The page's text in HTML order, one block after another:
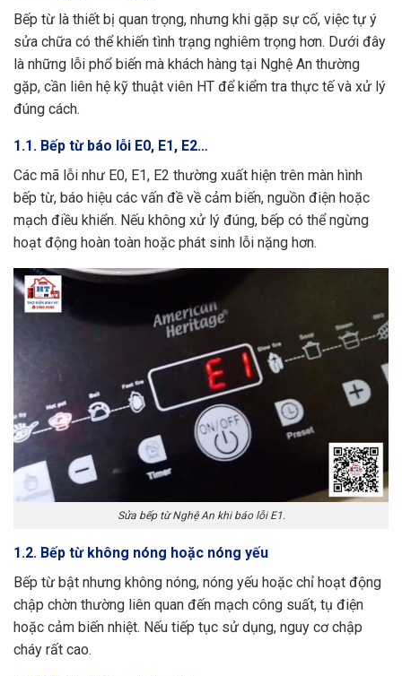
Bếp từ là thiết bị quan trọng, nhưng khi gặp sự cố, việc tự ý
sửa chữa có thể khiến tình trạng nghiêm trọng hơn. Dưới đây
là những lỗi phổ biến mà khách hàng tại Nghệ An thường
gặp, cần liên hệ kỹ thuật viên HT để kiểm tra thực tế và xử lý
đúng cách.
1.1. Bếp từ báo lỗi E0, E1, E2…
Các mã lỗi như E0, E1, E2 thường xuất hiện trên màn hình
bếp từ, báo hiệu các vấn đề về cảm biến, nguồn điện hoặc
mạch điều khiển. Nếu không xử lý đúng, bếp có thể ngừng
hoạt động hoàn toàn hoặc phát sinh lỗi nặng hơn.
Sửa bếp từ Nghệ An khi báo lỗi E1.
1.2. Bếp từ không nóng hoặc nóng yếu
Bếp từ bật nhưng không nóng, nóng yếu hoặc chỉ hoạt động
chập chờn thường liên quan đến mạch công suất, tụ điện
hoặc cảm biến nhiệt. Nếu tiếp tục sử dụng, nguy cơ chập
cháy rất cao.